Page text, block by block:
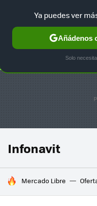
SELECCIÓN GAMING
Infonavit
HOY SE HABLA DE
Mercado Libre
Ya puedes ver
Añádenos
Solo